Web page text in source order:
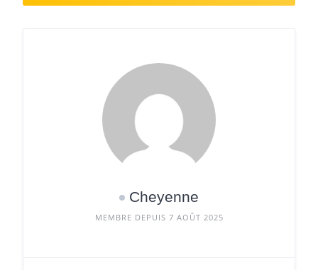
Cheyenne
MEMBRE DEPUIS 7 AOÛT 2025